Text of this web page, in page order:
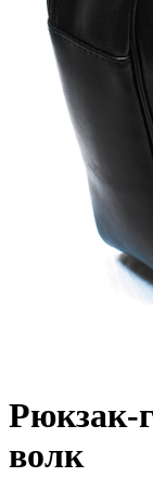
Рюкзак-
волк